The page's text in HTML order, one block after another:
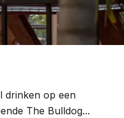
drinken op een
The Bulldog...